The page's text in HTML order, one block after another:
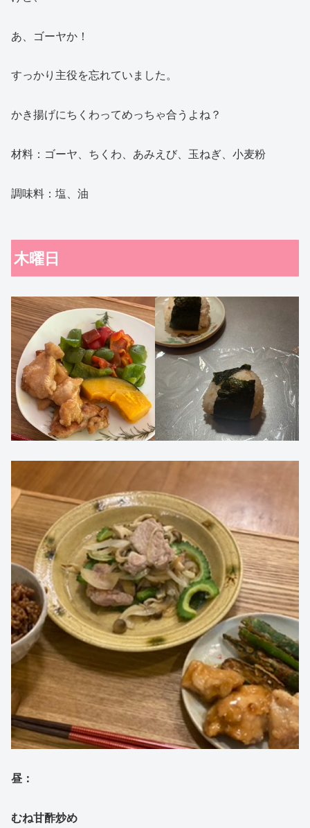
あ、ゴーヤか！
すっかり主役を忘れていました。
かき揚げにちくわってめっちゃ合うよね？
材料：ゴーヤ、ちくわ、あみえび、玉ねぎ、小麦粉
調味料：塩、油
木曜日
昼：
むね甘酢炒め